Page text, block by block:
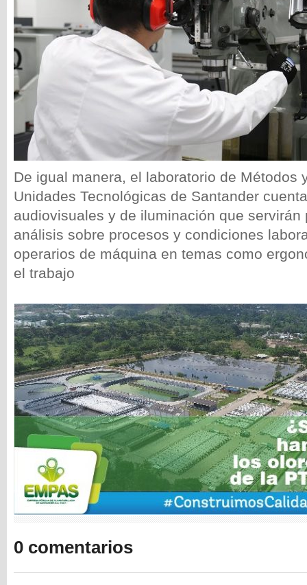
De igual manera, el laboratorio de Métodos
Unidades Tecnológicas de Santander
audiovisuales y de iluminación que servirán
análisis sobre procesos y condiciones
operarios de máquina en temas como
el trabajo
0 comentarios